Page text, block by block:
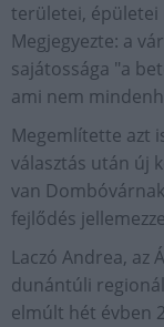
területei,
Megjegyezte: a
sajátossága "a
ami nem
Megemlítette azt
választás után új
van
fejlődés
Laczó Andrea, az
dunántúli
elmúlt hét évben